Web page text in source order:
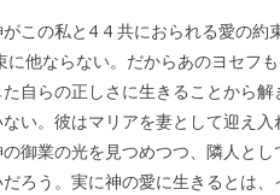
この私と4 4 共におられる愛の約
他ならない。だからあのヨセフ
自らの正しさに生きることから解
い。彼はマリアを妻として迎え
御業の光を見つめつつ、隣人とし
ろう。実に神の愛に生きるとは、